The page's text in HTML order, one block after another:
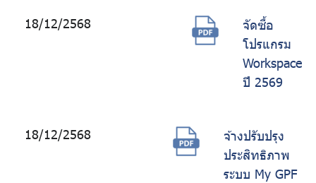
18/12/2568
จัดซื้อ
โปรแกรม
Workspace
ปี 2569
18/12/2568
จ้างปรับปรุง
ประสิทธิภาพ
ระบบ My GPF